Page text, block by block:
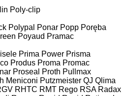
Poly-clip
Polypal Ponar Popp Poręba
Poyaud Pramac
Prima Power Prisma
Produs Proma Promac
Proseal Proth Pullmax
Meniconi Putzmeister QJ Qlima
RHTC RMT Rego RSA Radax